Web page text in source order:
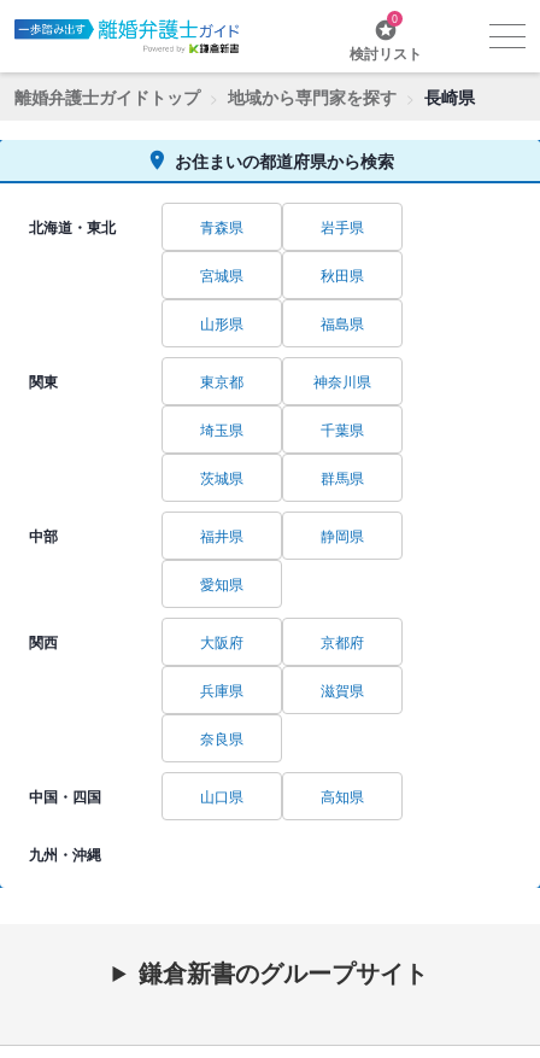
0
検討リスト
離婚弁護士ガイドトップ 地域から専門家を探す 長崎県
お住まいの都道府県から検索
北海道・東北 青森県 岩手県
宮城県 秋田県
山形県 福島県
関東 東京都 神奈川県
埼玉県 千葉県
茨城県 群馬県
中部 福井県 静岡県
愛知県
関西 大阪府 京都府
兵庫県 滋賀県
奈良県
中国・四国 山口県 高知県
九州・沖縄
鎌倉新書のグループサイト